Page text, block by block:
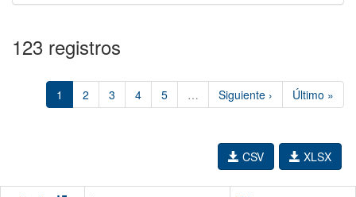
123 registros
1 2 3 4 5 … Siguiente › Último »
XLSX
CSV